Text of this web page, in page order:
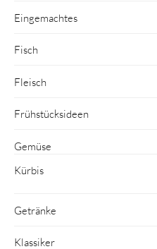
Eingemachtes
Fisch
Fleisch
Frühstücksideen
Gemüse
Kürbis
Getränke
Klassiker